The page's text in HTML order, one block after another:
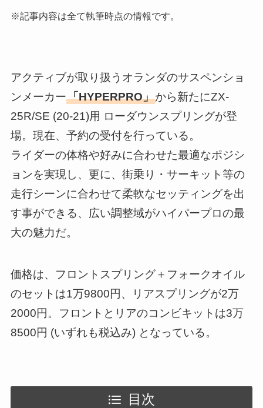
※記事内容は全て執筆時点の情報です。
アクティブが取り扱うオランダのサスペンショ
ンメーカー「HYPERPRO」から新たにZX-
25R/SE (20-21)用 ローダウンスプリングが登
場。現在、予約の受付を行っている。
ライダーの体格や好みに合わせた最適なポジシ
ョンを実現し、更に、街乗り・サーキット等の
走行シーンに合わせて柔軟なセッティングを出
す事ができる、広い調整域がハイパープロの最
大の魅力だ。
価格は、フロントスプリング＋フォークオイル
のセットは1万9800円、リアスプリングが2万
2000円。フロントとリアのコンビキットは3万
8500円 (いずれも税込み) となっている。
目次